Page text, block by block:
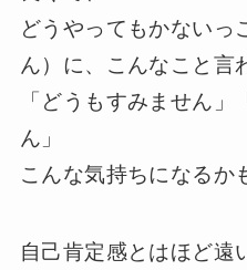
どうやってもかないっ
ん）に、こんなこと言
「どうもすみません
ん」
こんな気持ちになるか
自己肯定感とはほど遠